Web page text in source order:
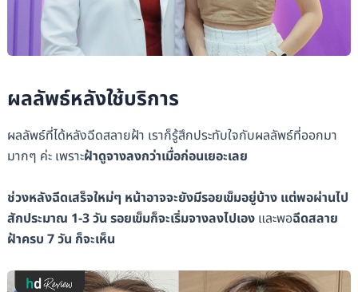
ผลลัพธ์หลังใช้บริการ
ผลลัพธ์ที่ได้หลังฉีดสลายฝ้า เราก็รู้สึกประทับใจกับผลลัพธ์ที่ออกมา
มากๆ ค่ะ เพราะฝ้าดูจางลงกว่าเมื่อก่อนเยอะเลย
ช่วงหลังฉีดเสร็จใหม่ๆ หน้าอาจจะยังมีรอยเข็มอยู่บ้าง แต่พอผ่านไป
สักประมาณ 1-3 วัน รอยเข็มก็จะเริ่มจางลงไปเองและพอฉีดสลาย
ฝ้าครบ 7 วัน ก็จะเห็น